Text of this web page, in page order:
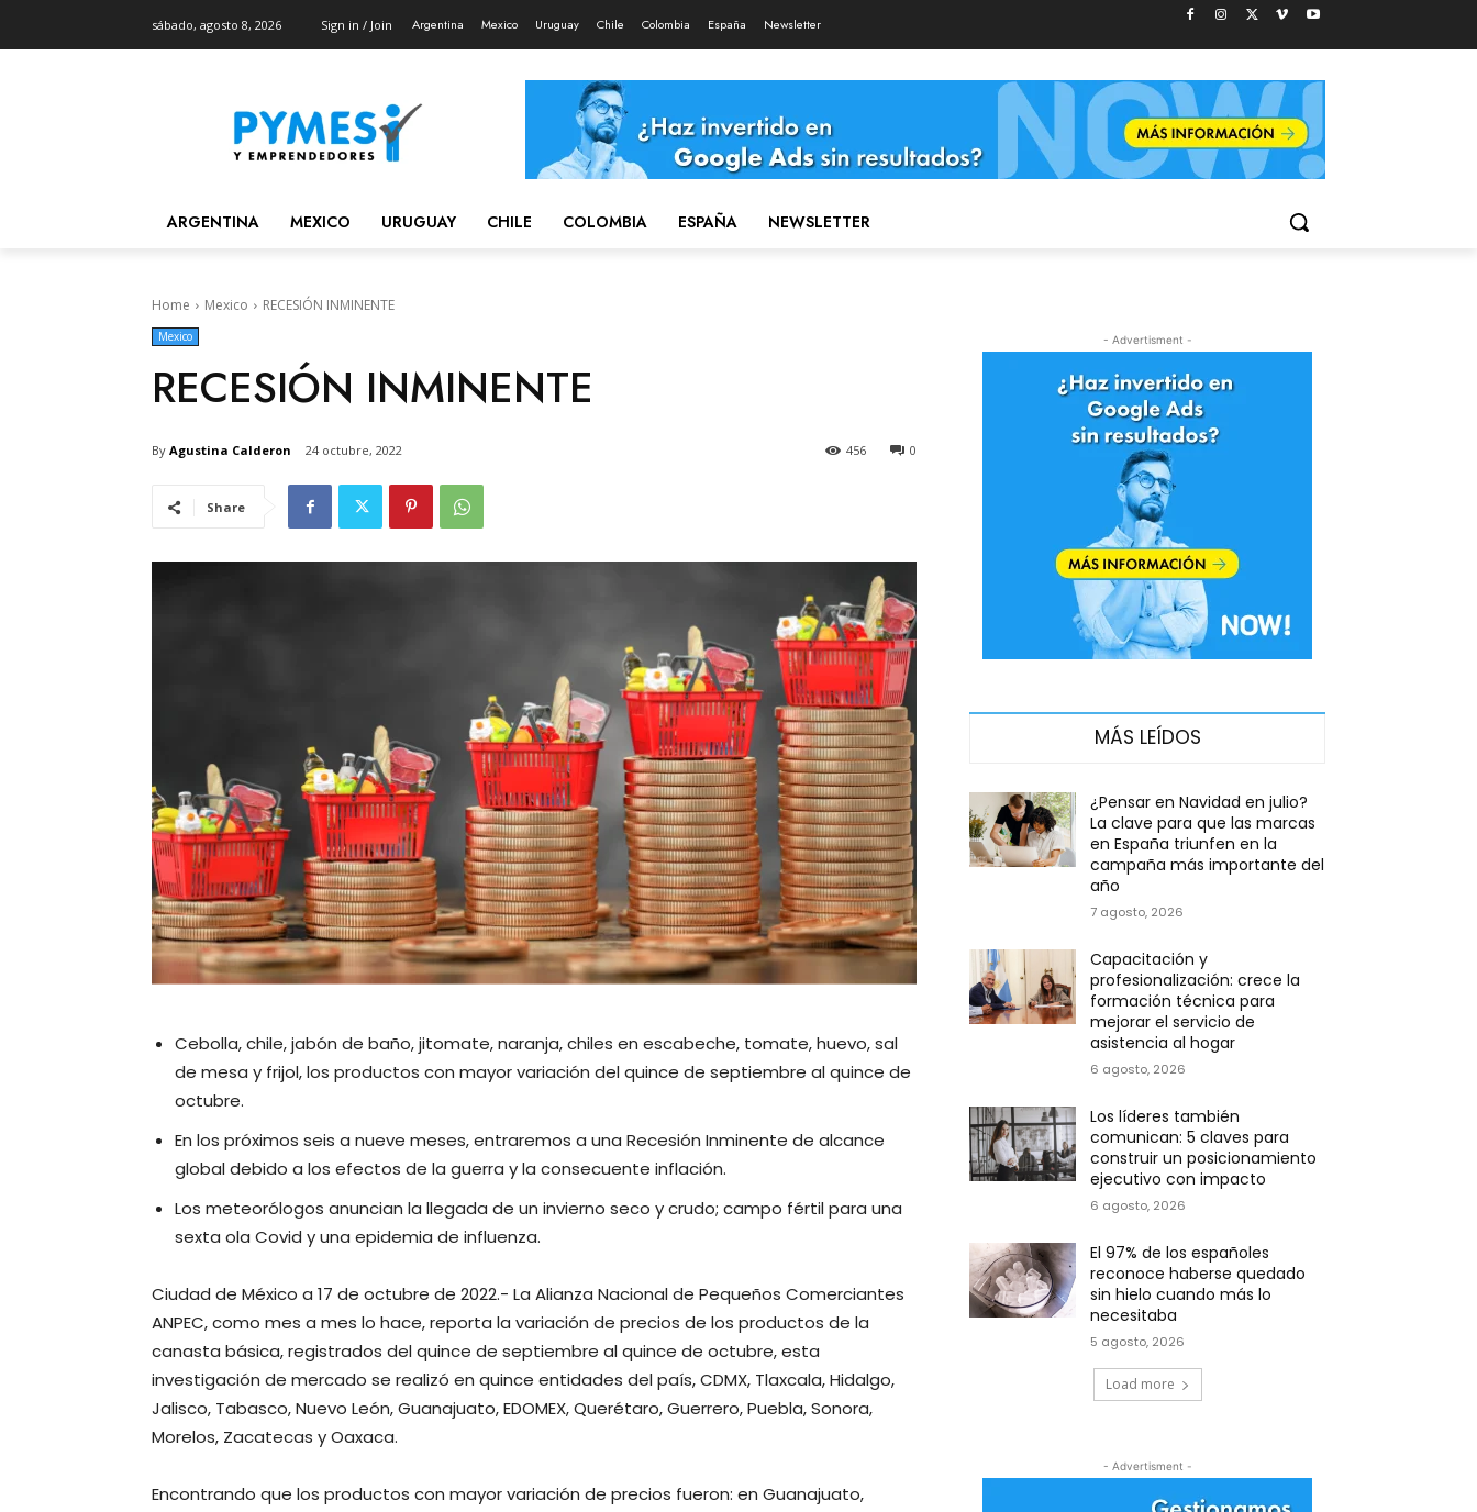
sábado, agosto 8, 2026 Sign in / Join Argentina Mexico Uruguay Chile Colombia España Newsletter
ARGENTINA MEXICO URUGUAY CHILE COLOMBIA ESPAÑA NEWSLETTER
Home Mexico RECESIÓN INMINENTE
Mexico
RECESIÓN INMINENTE
By Agustina Calderon 24 octubre, 2022 0
456
Share
Cebolla, chile, jabón de baño, jitomate, naranja, chiles en escabeche, tomate, huevo, sal
de mesa y frijol, los productos con mayor variación del quince de septiembre al quince de
octubre.
En los próximos seis a nueve meses, entraremos a una Recesión Inminente de alcance
global debido a los efectos de la guerra y la consecuente inflación.
Los meteorólogos anuncian la llegada de un invierno seco y crudo; campo fértil para una
sexta ola Covid y una epidemia de influenza.
Ciudad de México a 17 de octubre de 2022.- La Alianza Nacional de Pequeños Comerciantes
ANPEC, como mes a mes lo hace, reporta la variación de precios de los productos de la
canasta básica, registrados del quince de septiembre al quince de octubre, esta
investigación de mercado se realizó en quince entidades del país, CDMX, Tlaxcala, Hidalgo,
Jalisco, Tabasco, Nuevo León, Guanajuato, EDOMEX, Querétaro, Guerrero, Puebla, Sonora,
Morelos, Zacatecas y Oaxaca.
Encontrando que los productos con mayor variación de precios fueron: en Guanajuato,
- Advertisment -
MÁS LEÍDOS
¿Pensar en Navidad en julio?
La clave para que las marcas
en España triunfen en la
campaña más importante del
año
7 agosto, 2026
Capacitación y
profesionalización: crece la
formación técnica para
mejorar el servicio de
asistencia al hogar
6 agosto, 2026
Los líderes también
comunican: 5 claves para
construir un posicionamiento
ejecutivo con impacto
6 agosto, 2026
El 97% de los españoles
reconoce haberse quedado
sin hielo cuando más lo
necesitaba
5 agosto, 2026
Load more
- Advertisment -